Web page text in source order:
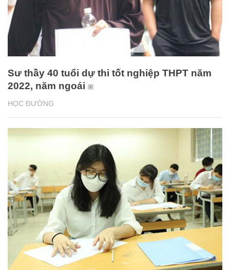
HỌC ĐƯỜNG
Sư thầy 40 tuổi dự thi tốt nghiệp THPT năm
2022, năm ngoái